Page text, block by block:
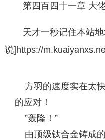
第四百四十一章 大
天才一秒记住本站
说]https://
方羽的速度实在太
的应对！
”轰隆！”
由顶级钛合金铸成